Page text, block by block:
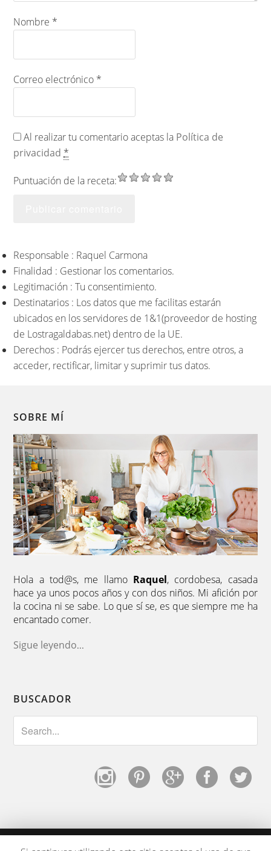
Nombre *
Correo electrónico *
Al realizar tu comentario aceptas la Política de
privacidad *
Puntuación de la receta:
Responsable : Raquel Carmona
Finalidad : Gestionar los comentarios.
Legitimación : Tu consentimiento.
Destinatarios : Los datos que me facilitas estarán
ubicados en los servidores de 1&1(proveedor de hosting
de Lostragaldabas.net) dentro de la UE.
Derechos : Podrás ejercer tus derechos, entre otros, a
acceder, rectificar, limitar y suprimir tus datos.
SOBRE MÍ
Hola a tod@s, me llamo Raquel, cordobesa, casada
hace ya unos pocos años y con dos niños. Mi afición por
la cocina ni se sabe. Lo que sí se, es que siempre me ha
encantado comer.
Sigue leyendo...
BUSCADOR